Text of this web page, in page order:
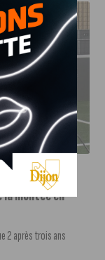
DEBALLON,
Pierre-Henri
la montée en
2 après trois ans